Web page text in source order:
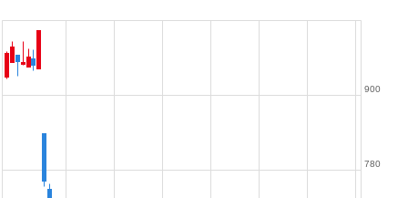
780
900